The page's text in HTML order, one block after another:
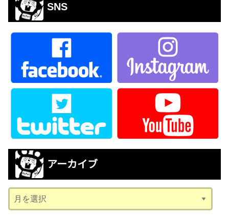
SNS
アーカイブ
ー